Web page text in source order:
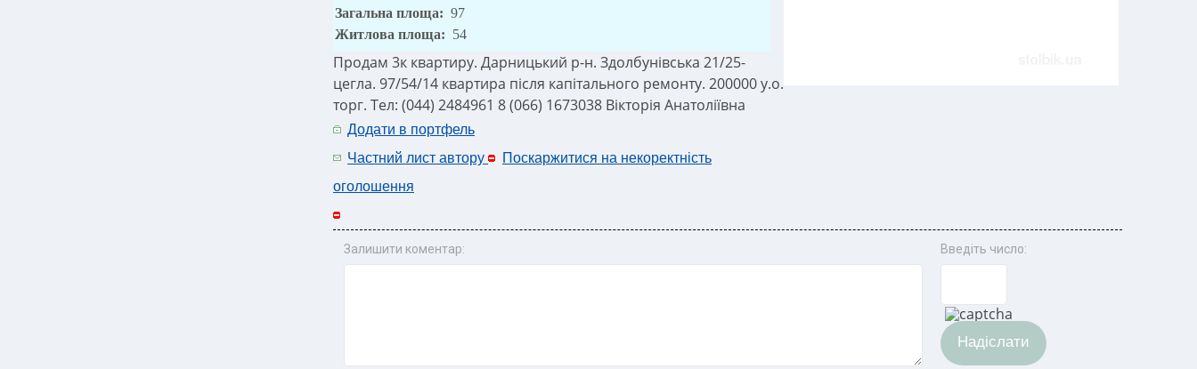
Загальна площа: 97
Житлова площа: 54
Продам 3к квартиру. Дарницький р-н. Здолбунівська 21/25-
цегла. 97/54/14 квартира після капітального ремонту. 200000 у.о.
торг. Тел: (044) 2484961 8 (066) 1673038 Вікторія Анатоліївна
Додати в портфель
Частний лист автору
Поскаржитися на некоректність
оголошення
Залишити коментар: Введіть число:
Надіслати